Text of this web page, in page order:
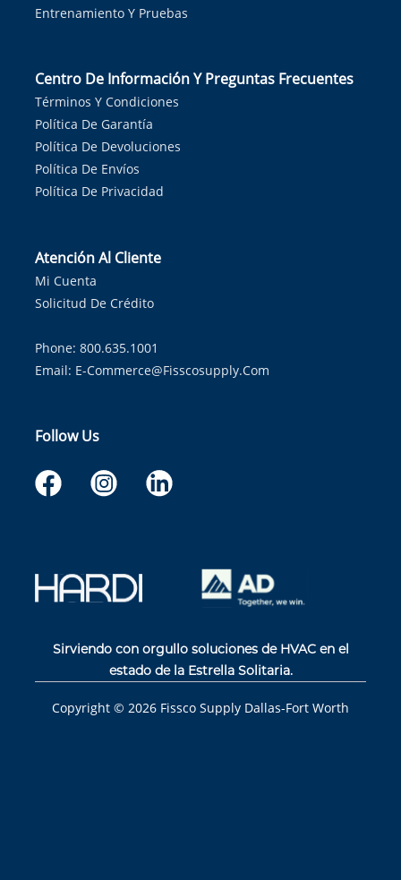
Entrenamiento Y Pruebas
Centro De Información Y Preguntas Frecuentes
Términos Y Condiciones
Política De Garantía
Política De Devoluciones
Política De Envíos
Política De Privacidad
Atención Al Cliente
Mi Cuenta
Solicitud De Crédito
Phone: 800.635.1001
Email: E-Commerce@fisscosupply.com
Follow Us
Sirviendo con orgullo soluciones de HVAC en el
estado de la Estrella Solitaria.
Copyright © 2026 Fissco Supply Dallas-Fort Worth